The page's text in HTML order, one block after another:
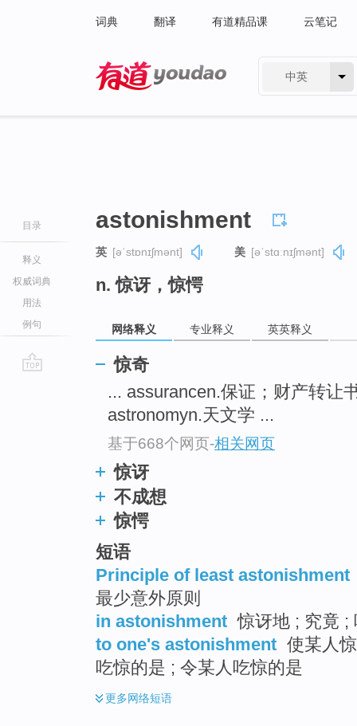
词典 翻译 有道精品课 云笔记
中英
目录
释义
权威词典
用法
例句
astonishment
英 [əˈstɒnɪʃmənt] 美 [əˈstɑːnɪʃmənt]
n. 惊讶，惊愕
网络释义 专业释义 英英释义
惊奇
... assurancen.保证；财产转让
astronomyn.天文学 ...
基于668个网页-相关网页
惊讶
不成想
惊愕
短语
Principle of least astonishment
最少意外原则
in astonishment 惊讶地 ; 究竟 ;
to one's astonishment 使某人
吃惊的是 ; 令某人吃惊的是
更多网络短语